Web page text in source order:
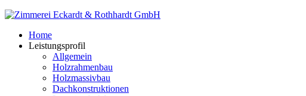
Home
Leistungsprofil
Allgemein
Holzrahmenbau
Holzmassivbau
Dachkonstruktionen